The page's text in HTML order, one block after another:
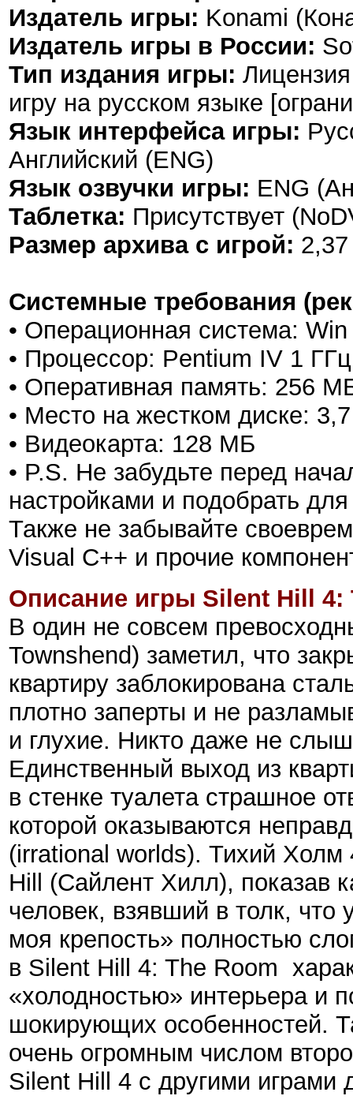
Издатель игры: Konami
Издатель игры в России:
Тип издания игры:
игру на русском языке
Язык интерфейса игры:
Английский (ENG)
Язык озвучки игры: ENG
Таблетка: Присутствует
Размер архива с игрой:
Системные требования
• Операционная система:
• Процессор: Pentium IV 1 ГГц
• Оперативная память: 256
• Место на жестком диске:
• Видеокарта: 128 МБ
• P.S. Не забудьте перед
настройками и подобрать
Также не забывайте
Visual C++ и прочие
Описание игры Silent Hill 4:
В один не совсем
Townshend) заметил, что
квартиру заблокирована
плотно заперты и не
и глухие. Никто даже не
Единственный выход из
в стенке туалета страшное
которой оказываются
(irrational worlds). Тихий
Hill (Сайлент Хилл), показав
человек, взявший в толк,
моя крепость» полностью
в Silent Hill 4: The Room
«холодностью» интерьера и
шокирующих особенностей.
очень огромным числом
Silent Hill 4 с другими играми